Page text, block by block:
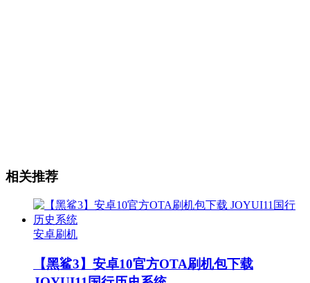
相关推荐
安卓刷机
【黑鲨3】安卓10官方OTA刷机包下载